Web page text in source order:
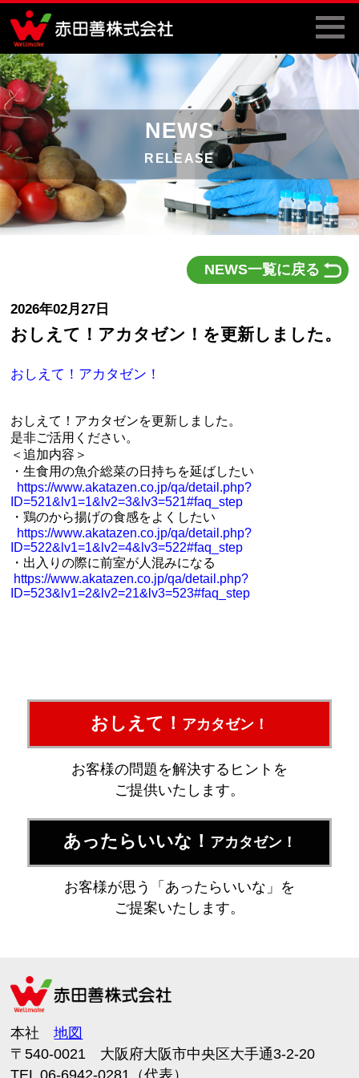
NEWS
RELEASE
NEWS一覧に戻る
2026年02月27日
おしえて！アカタゼン！を更新しました。
おしえて！アカタゼン！
おしえて！アカタゼンを更新しました。
是非ご活用ください。
＜追加内容＞
・生食用の魚介総菜の日持ちを延ばしたい
https://www.akatazen.co.jp/qa/detail.php?
ID=521&lv1=1&lv2=3&lv3=521#faq_step
・鶏のから揚げの食感をよくしたい
https://www.akatazen.co.jp/qa/detail.php?
ID=522&lv1=1&lv2=4&lv3=522#faq_step
・出入りの際に前室が人混みになる
https://www.akatazen.co.jp/qa/detail.php?
ID=523&lv1=2&lv2=21&lv3=523#faq_step
おしえて！ アカタゼン！
お客様の問題を解決するヒントを
ご提供いたします。
あったらいいな！ アカタゼン！
お客様が思う「あったらいいな」を
ご提案いたします。
本社地図
〒540-0021 大阪府大阪市中央区大手通3-2-20
TEL 06-6942-0281（代表）